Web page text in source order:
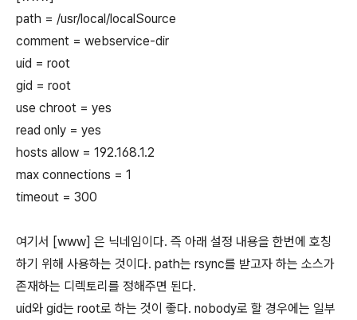
path = /usr/local/localSource
comment = webservice-dir
uid = root
gid = root
use chroot = yes
read only = yes
hosts allow = 192.168.1.2
max connections = 1
timeout = 300
여기서 [www] 은 닉네임이다. 즉 아래 설정 내용을 한번에 호칭
하기 위해 사용하는 것이다. path는 rsync를 받고자 하는 소스가
존재하는 디렉토리를 정해주면 된다.
uid와 gid는 root로 하는 것이 좋다. nobody로 할 경우에는 일부